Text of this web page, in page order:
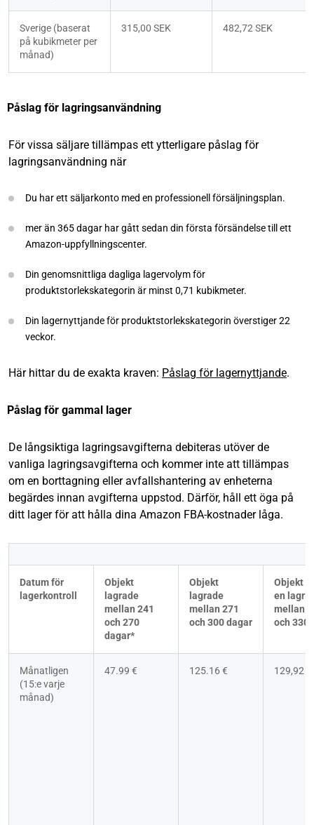
Sverige (baserat
på kubikmeter per
månad)
315,00 SEK 482,72 SEK
Påslag för lagringsanvändning
För vissa säljare tillämpas ett ytterligare påslag för
lagringsanvändning när
Du har ett säljarkonto med en professionell försäljningsplan.
mer än 365 dagar har gått sedan din första försändelse till ett
Amazon-uppfyllningscenter.
Din genomsnittliga dagliga lagervolym för
produktstorlekskategorin är minst 0,71 kubikmeter.
Din lagernyttjande för produktstorlekskategorin överstiger 22
veckor.
Här hittar du de exakta kraven: Påslag för lagernyttjande.
Påslag för gammal lager
De långsiktiga lagringsavgifterna debiteras utöver de
vanliga lagringsavgifterna och kommer inte att tillämpas
om en borttagning eller avfallshantering av enheterna
begärdes innan avgifterna uppstod. Därför, håll ett öga på
ditt lager för att hålla dina Amazon FBA-kostnader låga.
Datum för
lagerkontroll
Objekt
lagrade
mellan 241
och 270
dagar*
Objekt
lagrade
mellan 271
och 300 dagar
Objekt
en
mellan
och 330
Månatligen
(15:e varje
månad)
47.99 € 125.16 € 129,92 €